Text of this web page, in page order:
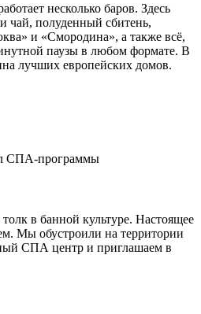
несколько баров. Здесь
чай, полуденный сбитень,
и «Смородина», а также всё,
паузы в любом формате. В
лучших европейских домов.
СПА-программы
в банной культуре. Настоящее
Мы обустроили на территории
СПА центр и приглашаем в